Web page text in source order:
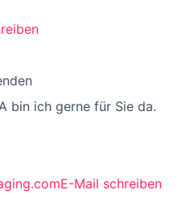
bin ich gerne für Sie da.
Mail schreiben